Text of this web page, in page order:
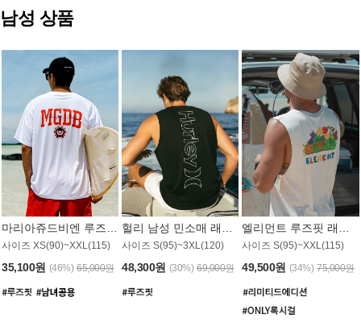
남성 상품
사이즈 XS(90)~XXL(115)
35,100원 (46%) 65,000원
사이즈 S(95)~3XL(120)
48,300원 (30%) 69,000원
사이즈 S(95)~XXL(115)
49,500원 (34%) 75,000원